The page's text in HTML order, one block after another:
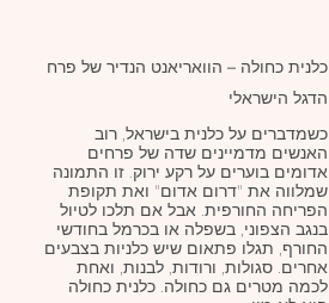
כלנית כחולה – הוואריאנט הנדיר של פרח
הדגל הישראלי
כשמדברים על כלנית בישראל, רוב
האנשים מדמיינים שדה של פרחים
אדומים בוערים על רקע ירוק. זו התמונה
שמלווה את "דרום אדום" ואת תקופת
הפריחה החורפית. אבל אם תלכו לטיול
בנגב הצפוני, בשפלה או בכרמל בחודשי
החורף, תגלו פתאום שיש כלניות בצבעים
אחרים. סגולות, ורודות, לבנות, ואחת
לכמה מטרים גם כחולה. כלנית כחולה